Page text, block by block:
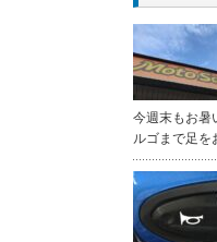
今週末もお暑
ルゴまで足を